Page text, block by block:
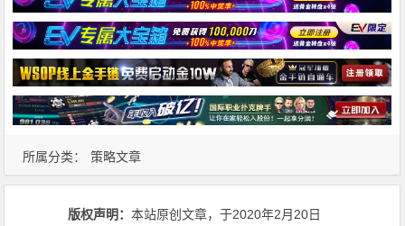
所属分类： 策略文章
版权声明：本站原创文章，于2020年2月20日